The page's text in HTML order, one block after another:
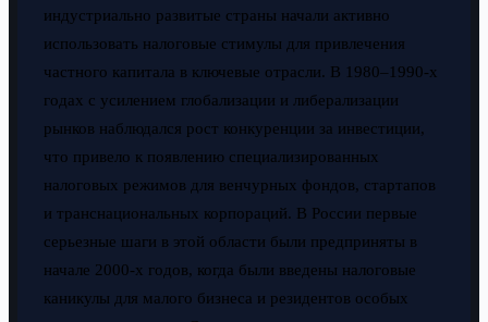
индустриально развитые страны начали активно
использовать налоговые стимулы для привлечения
частного капитала в ключевые отрасли. В 1980–1990-х
годах с усилением глобализации и либерализации
рынков наблюдался рост конкуренции за инвестиции,
что привело к появлению специализированных
налоговых режимов для венчурных фондов, стартапов
и транснациональных корпораций. В России первые
серьезные шаги в этой области были предприняты в
начале 2000-х годов, когда были введены налоговые
каникулы для малого бизнеса и резидентов особых